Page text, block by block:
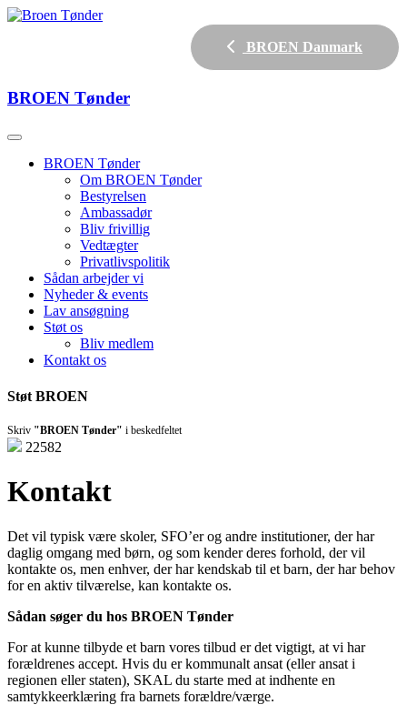
BROEN Danmark
BROEN Tønder
BROEN Tønder
Om BROEN Tønder
Bestyrelsen
Ambassadør
Bliv frivillig
Vedtægter
Privatlivspolitik
Sådan arbejder vi
Nyheder & events
Lav ansøgning
Støt os
Bliv medlem
Kontakt os
Støt BROEN
Skriv "BROEN Tønder" i beskedfeltet
22582
Kontakt
Det vil typisk være skoler, SFO’er og andre institutioner, der har
daglig omgang med børn, og som kender deres forhold, der vil
kontakte os, men enhver, der har kendskab til et barn, der har behov
for en aktiv tilværelse, kan kontakte os.
Sådan søger du hos BROEN Tønder
For at kunne tilbyde et barn vores tilbud er det vigtigt, at vi har
forældrenes accept. Hvis du er kommunalt ansat (eller ansat i
regionen eller staten), SKAL du starte med at indhente en
samtykkeerklæring fra barnets forældre/værge.